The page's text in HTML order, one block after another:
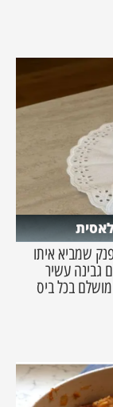
שמביא איתו
גבינה עשיר
מושלם בכל ביס